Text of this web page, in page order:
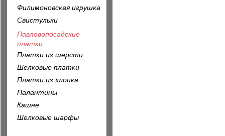
Филимоновская игрушка
Свистульки
Павловопосадские
платки
Платки из шерсти
Шелковые платки
Платки из хлопка
Палантины
Кашне
Шелковые шарфы